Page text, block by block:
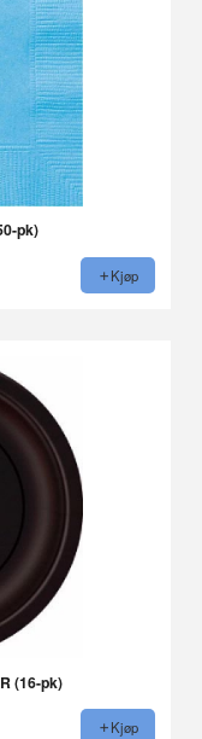
pk)
Kjøp
(16-pk)
Kjøp